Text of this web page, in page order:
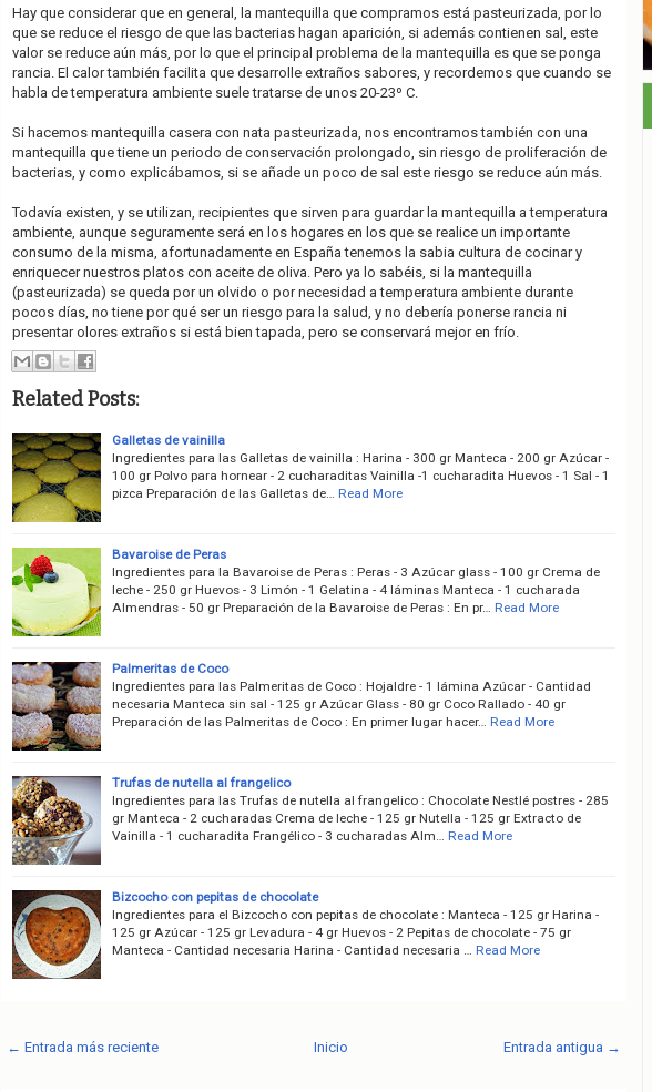
Hay que considerar que en general, la mantequilla que compramos está pasteurizada, por lo
que se reduce el riesgo de que las bacterias hagan aparición, si además contienen sal, este
valor se reduce aún más, por lo que el principal problema de la mantequilla es que se ponga
rancia. El calor también facilita que desarrolle extraños sabores, y recordemos que cuando se
habla de temperatura ambiente suele tratarse de unos 20-23º C.
Si hacemos mantequilla casera con nata pasteurizada, nos encontramos también con una
mantequilla que tiene un periodo de conservación prolongado, sin riesgo de proliferación de
bacterias, y como explicábamos, si se añade un poco de sal este riesgo se reduce aún más.
Todavía existen, y se utilizan, recipientes que sirven para guardar la mantequilla a temperatura
ambiente, aunque seguramente será en los hogares en los que se realice un importante
consumo de la misma, afortunadamente en España tenemos la sabia cultura de cocinar y
enriquecer nuestros platos con aceite de oliva. Pero ya lo sabéis, si la mantequilla
(pasteurizada) se queda por un olvido o por necesidad a temperatura ambiente durante
pocos días, no tiene por qué ser un riesgo para la salud, y no debería ponerse rancia ni
presentar olores extraños si está bien tapada, pero se conservará mejor en frío.
Related Posts:
Galletas de vainilla
Ingredientes para las Galletas de vainilla : Harina - 300 gr Manteca - 200 gr Azúcar -
100 gr Polvo para hornear - 2 cucharaditas Vainilla -1 cucharadita Huevos - 1 Sal - 1
pizca Preparación de las Galletas de…
Read More
Bavaroise de Peras
Ingredientes para la Bavaroise de Peras : Peras - 3 Azúcar glass - 100 gr Crema de
leche - 250 gr Huevos - 3 Limón - 1 Gelatina - 4 láminas Manteca - 1 cucharada
Almendras - 50 gr Preparación de la Bavaroise de Peras : En pr…
Read More
Palmeritas de Coco
Ingredientes para las Palmeritas de Coco : Hojaldre - 1 lámina Azúcar - Cantidad
necesaria Manteca sin sal - 125 gr Azúcar Glass - 80 gr Coco Rallado - 40 gr
Preparación de las Palmeritas de Coco : En primer lugar hacer…
Read More
Trufas de nutella al frangelico
Ingredientes para las Trufas de nutella al frangelico : Chocolate Nestlé postres - 285
gr Manteca - 2 cucharadas Crema de leche - 125 gr Nutella - 125 gr Extracto de
Vainilla - 1 cucharadita Frangélico - 3 cucharadas Alm…
Read More
Bizcocho con pepitas de chocolate
Ingredientes para el Bizcocho con pepitas de chocolate : Manteca - 125 gr Harina -
125 gr Azúcar - 125 gr Levadura - 4 gr Huevos - 2 Pepitas de chocolate - 75 gr
Manteca - Cantidad necesaria Harina - Cantidad necesaria …
Read More
← Entrada más reciente Entrada antigua →
Inicio